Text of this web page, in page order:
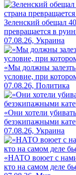
Зеленский обещал
превращается в
07.08.26, Украина
«Мы должны
условие, при
07.08.26, Политика
«Они хотели
безэкипажными
07.08.26, Украина
«НАТО воюет с
кто на самом деле